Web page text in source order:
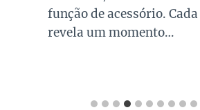
função de acessório.
revela um momento…